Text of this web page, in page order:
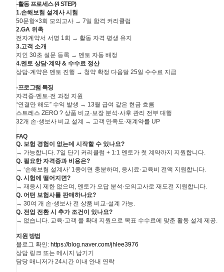
-활동 프로세스 (4 STEP)
1.손해보험 설계사 시험
50문항×3회 모의고사 → 7일 합격 커리큘럼
2.GA 위촉
전자계약서 서명 1회 → 활동 자격 평생 유지
3.고객 소개
지인 30초 설문 등록 → 멘토 자동 배정
4.멘토 상담·계약 & 수수료 정산
상담·계약은 멘토 진행 → 청약 확정 다음달 25일 수수료 지급
-프로그램 특징
자격증·멘토·전 과정 지원
“연결만 해도” 수익 발생 → 13월 급여 같은 현금 흐름
스트레스 ZERO ? 상품 비교·보장 분석·사후 관리 전부 대행
32개 손·생보사 비교 설계 → 고객 만족도·재계약률 UP
FAQ
Q. 보험 경험이 없는데 시작할 수 있나요?
→ 가능합니다. 7일 단기 커리큘럼 + 1:1 멘토가 첫 계약까지 지원합니다.
Q. 필요한 자격증과 비용은?
→ ‘손해보험 설계사’ 1종이면 충분하며, 응시료·교육비 전액 지원합니다.
Q. 시험에 떨어지면?
→ 재응시 제한 없으며, 멘토가 오답 분석·모의고사로 재도전 지원합니다.
Q. 어떤 보험사를 판매하나요?
→ 30여 개 손·생보사 전 상품 비교·설계 가능.
Q. 전업 전환 시 추가 조건이 있나요?
→ 없습니다. 교육·고객 풀 확대 지원으로 목표 수수료에 맞춘 활동 설계 제공.
지원 방법
블로그 확인: https://blog.naver.com/jhlee3976
상담 링크 또는 메시지 남기기
담당 매니저가 24시간 이내 안내 연락